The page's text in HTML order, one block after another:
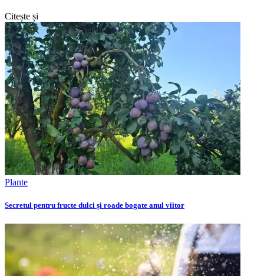
Citește și
Plante
Secretul pentru fructe dulci și roade bogate anul viitor